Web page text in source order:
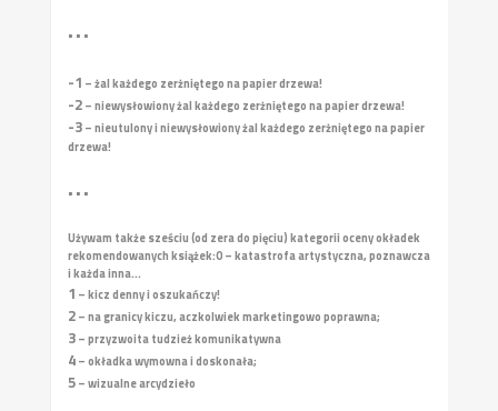
• • •
-1 – żal każdego zerżniętego na papier drzewa!
-2– niewysłowiony żal każdego zerżniętego na papier drzewa!
-3– nieutulony i niewysłowiony żal każdego zerżniętego na papier
drzewa!
• • •
Używam także sześciu (od zera do pięciu) kategorii oceny okładek
rekomendowanych książek:0 – katastrofa artystyczna, poznawcza
i każda inna...
1 – kicz denny i oszukańczy!
2– na granicy kiczu, aczkolwiek marketingowo poprawna;
3– przyzwoita tudzież komunikatywna
4– okładka wymowna i doskonała;
5– wizualne arcydzieło